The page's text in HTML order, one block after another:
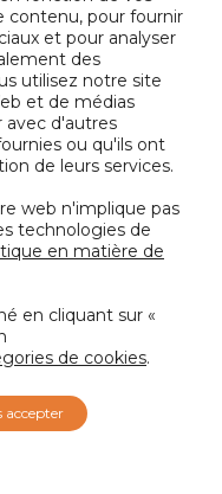
vous
approprié.
contenu, pour fournir
et pour analyser
des
utilisez notre site
et de médias
avec d'autres
ou qu'ils ont
de leurs services.
web n'implique pas
technologies de
en matière de
en cliquant sur «
de cookies.
accepter